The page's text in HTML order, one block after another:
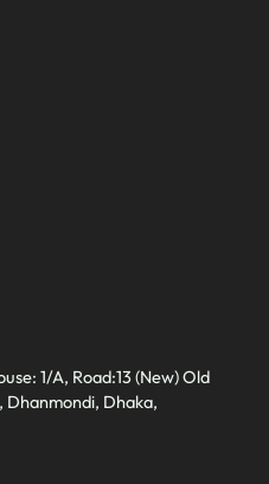
1/A, Road:13 (New) Old
Dhanmondi, Dhaka,